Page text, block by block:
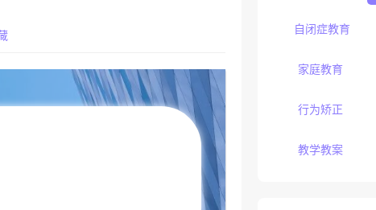
自闭症教育
家庭教育
行为矫正
教学教案